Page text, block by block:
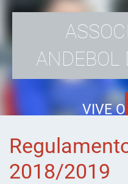
ANDEBOL
VIVE
2018/2019